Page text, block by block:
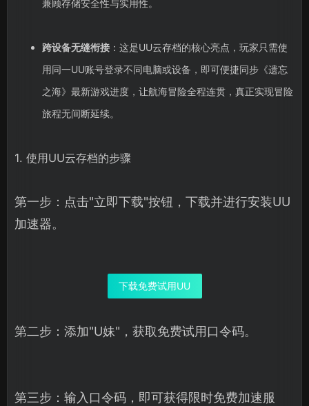
兼顾存储安全性与实用性。
跨设备无缝衔接：这是UU云存档的核心亮点，玩家只需使
用同一UU账号登录不同电脑或设备，即可便捷同步《遗忘
之海》最新游戏进度，让航海冒险全程连贯，真正实现冒险
旅程无间断延续。
1. 使用UU云存档的步骤
第一步：点击"立即下载"按钮，下载并进行安装UU
加速器。
下载免费试用UU
第二步：添加"U妹"，获取免费试用口令码。
第三步：输入口令码，即可获得限时免费加速服